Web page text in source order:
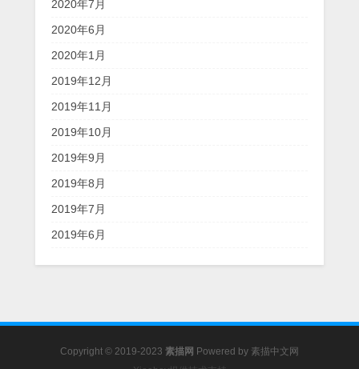
2020年7月
2020年6月
2020年1月
2019年12月
2019年11月
2019年10月
2019年9月
2019年8月
2019年7月
2019年6月
Copyright © 2019-2023 素描网 Powered by 素描中文网